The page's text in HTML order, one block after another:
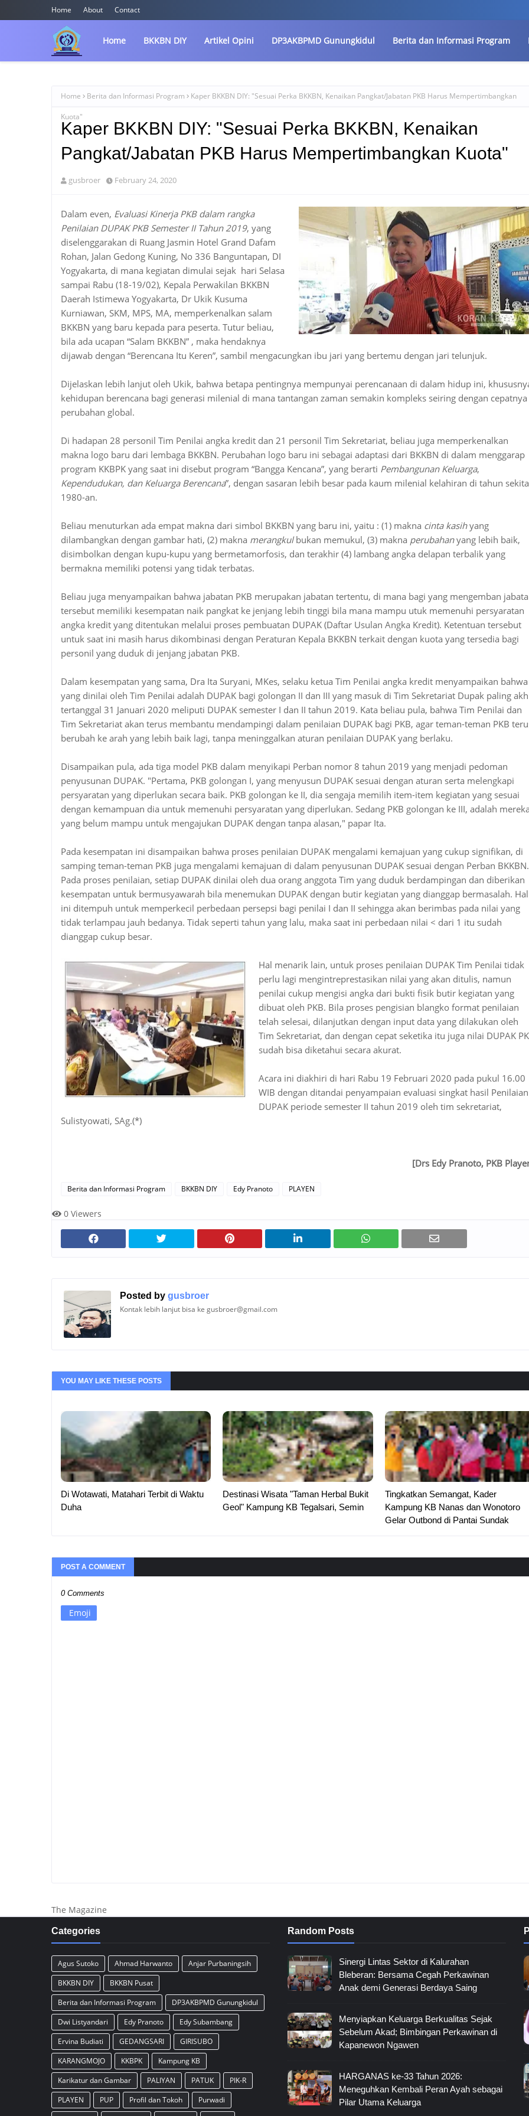
Home About Contact
Home BKKBN DIY Artikel Opini DP3AKBPMD Gunungkidul Berita dan Informasi Program
Home Berita dan Informasi Program Kaper BKKBN DIY: "Sesuai Perka BKKBN, Kenaikan Pangkat/Jabatan PKB Harus Mempertimbangkan
Kuota"
Kaper BKKBN DIY: "Sesuai Perka BKKBN, Kenaikan
Pangkat/Jabatan PKB Harus Mempertimbangkan Kuota"
gusbroer February 24, 2020
Dalam even, Evaluasi Kinerja PKB dalam rangka
Penilaian DUPAK PKB Semester II Tahun 2019, yang
diselenggarakan di Ruang Jasmin Hotel Grand Dafam
Rohan, Jalan Gedong Kuning, No 336 Banguntapan, DI
Yogyakarta, di mana kegiatan dimulai sejak hari Selasa
sampai Rabu (18-19/02), Kepala Perwakilan BKKBN
Daerah Istimewa Yogyakarta, Dr Ukik Kusuma
Kurniawan, SKM, MPS, MA, memperkenalkan salam
BKKBN yang baru kepada para peserta. Tutur beliau,
bila ada ucapan “Salam BKKBN” , maka hendaknya
dijawab dengan “Berencana Itu Keren”, sambil mengacungkan ibu jari yang bertemu dengan jari telunjuk.
Dijelaskan lebih lanjut oleh Ukik, bahwa betapa pentingnya mempunyai perencanaan di dalam hidup ini,
kehidupan berencana bagi generasi milenial di mana tantangan zaman semakin kompleks seiring dengan cepatnya
perubahan global.
Di hadapan 28 personil Tim Penilai angka kredit dan 21 personil Tim Sekretariat, beliau juga memperkenalkan
makna logo baru dari lembaga BKKBN. Perubahan logo baru ini sebagai adaptasi dari BKKBN di dalam menggarap
program KKBPK yang saat ini disebut program “Bangga Kencana”, yang berarti Pembangunan Keluarga,
Kependudukan, dan Keluarga Berencana”, dengan sasaran lebih besar pada kaum milenial kelahiran di tahun
1980-an.
Beliau menuturkan ada empat makna dari simbol BKKBN yang baru ini, yaitu : (1) makna cinta kasihyang
dilambangkan dengan gambar hati, (2) makna merangkulbukan memukul, (3) makna perubahanyang lebih baik,
disimbolkan dengan kupu-kupu yang bermetamorfosis, dan terakhir (4) lambang angka delapan terbalik yang
bermakna memiliki potensi yang tidak terbatas.
Beliau juga menyampaikan bahwa jabatan PKB merupakan jabatan tertentu, di mana bagi yang mengemban
tersebut memiliki kesempatan naik pangkat ke jenjang lebih tinggi bila mana mampu utuk memenuhi persyaratan
angka kredit yang ditentukan melalui proses pembuatan DUPAK (Daftar Usulan Angka Kredit). Ketentuan tersebut
untuk saat ini masih harus dikombinasi dengan Peraturan Kepala BKKBN terkait dengan kuota yang tersedia bagi
personil yang duduk di jenjang jabatan PKB.
Dalam kesempatan yang sama, Dra Ita Suryani, MKes, selaku ketua Tim Penilai angka kredit menyampaikan bahwa
yang dinilai oleh Tim Penilai adalah DUPAK bagi golongan II dan III yang masuk di Tim Sekretariat Dupak paling
tertanggal 31 Januari 2020 meliputi DUPAK semester I dan II tahun 2019. Kata beliau pula, bahwa Tim Penilai dan
Tim Sekretariat akan terus membantu mendampingi dalam penilaian DUPAK bagi PKB, agar teman-teman PKB
berubah ke arah yang lebih baik lagi, tanpa meninggalkan aturan penilaian DUPAK yang berlaku.
Disampaikan pula, ada tiga model PKB dalam menyikapi Perban nomor 8 tahun 2019 yang menjadi pedoman
penyusunan DUPAK. "Pertama, PKB golongan I, yang menyusun DUPAK sesuai dengan aturan serta melengkapi
persyaratan yang diperlukan secara baik. PKB golongan ke II, dia sengaja memilih item-item kegiatan yang sesuai
dengan kemampuan dia untuk memenuhi persyaratan yang diperlukan. Sedang PKB golongan ke III, adalah
yang belum mampu untuk mengajukan DUPAK dengan tanpa alasan," papar Ita.
Pada kesempatan ini disampaikan bahwa proses penilaian DUPAK mengalami kemajuan yang cukup signifikan, di
samping teman-teman PKB juga mengalami kemajuan di dalam penyusunan DUPAK sesuai dengan Perban BKKBN.
Pada proses penilaian, setiap DUPAK dinilai oleh dua orang anggota Tim yang duduk berdampingan dan diberikan
kesempatan untuk bermusyawarah bila menemukan DUPAK dengan butir kegiatan yang dianggap bermasalah. Hal
ini ditempuh untuk memperkecil perbedaan persepsi bagi penilai I dan II sehingga akan berimbas pada nilai yang
tidak terlampau jauh bedanya. Tidak seperti tahun yang lalu, maka saat ini perbedaan nilai < dari 1 itu sudah
dianggap cukup besar.
Hal menarik lain, untuk proses penilaian DUPAK Tim Penilai tidak
perlu lagi mengintreprestasikan nilai yang akan ditulis, namun
penilai cukup mengisi angka dari bukti fisik butir kegiatan yang
dibuat oleh PKB. Bila proses pengisian blangko format penilaian
telah selesai, dilanjutkan dengan input data yang dilakukan oleh
Tim Sekretariat, dan dengan cepat seketika itu juga nilai DUPAK
sudah bisa diketahui secara akurat.
Acara ini diakhiri di hari Rabu 19 Februari 2020 pada pukul 16.00
WIB dengan ditandai penyampaian evaluasi singkat hasil Penilaian
DUPAK periode semester II tahun 2019 oleh tim sekretariat,
Sulistyowati, SAg.(*)
[Drs Edy Pranoto, PKB
Berita dan Informasi Program BKKBN DIY Edy Pranoto PLAYEN
0 Viewers
Posted by gusbroer
Kontak lebih lanjut bisa ke gusbroer@gmail.com
YOU MAY LIKE THESE POSTS
Di Wotawati, Matahari Terbit di Waktu
Duha
Destinasi Wisata "Taman Herbal Bukit
Geol" Kampung KB Tegalsari, Semin
Tingkatkan Semangat, Kader
Kampung KB Nanas dan Wonotoro
Gelar Outbond di Pantai Sundak
POST A COMMENT
0 Comments
Emoji
The Magazine
Categories
Agus Sutoko Ahmad Harwanto
Anjar Purbaningsih
BKKBN DIY
BKKBN Pusat
Berita dan Informasi Program
DP3AKBPMD Gunungkidul
Dwi Listyandari
Edy Pranoto
Edy Subambang
Ervina Budiati
GEDANGSARI
GIRISUBO
KARANGMOJO
KKBPK
Kampung KB
Karikatur dan Gambar
PALIYAN PATUK
PIK-R
PLAYEN
PUP Profil dan Tokoh
Purwadi
Random Posts
Sinergi Lintas Sektor di Kalurahan
Bleberan: Bersama Cegah Perkawinan
Anak demi Generasi Berdaya Saing
Menyiapkan Keluarga Berkualitas Sejak
Sebelum Akad; Bimbingan Perkawinan di
Kapanewon Ngawen
HARGANAS ke-33 Tahun 2026:
Meneguhkan Kembali Peran Ayah sebagai
Pilar Utama Keluarga